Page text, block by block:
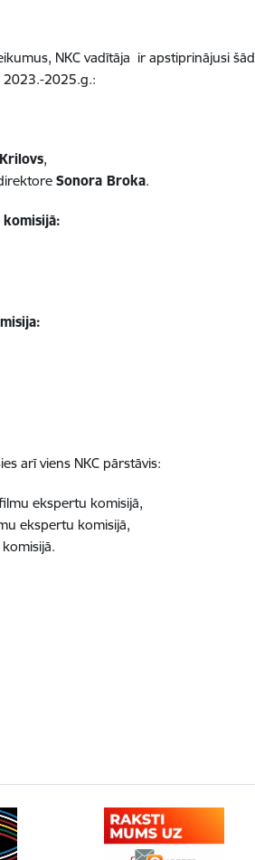
NKC vadītāja ir apstiprinājusi
2023.-2025.g.:
,
Sonora Broka.
arī viens NKC pārstāvis:
ekspertu komisijā,
ekspertu komisijā,